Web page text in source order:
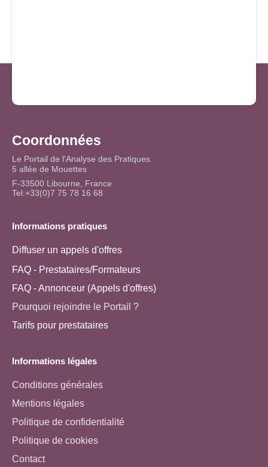
Coordonnées
Le Portail de l'Analyse des Pratiques
5 allée de Mouettes
F-33500 Libourne, France
Tel:+33(0)7 75 78 16 68
Informations pratiques
Diffuser un appels d'offres
FAQ - Prestataires/Formateurs
FAQ - Annonceur (Appels d'offres)
Pourquoi rejoindre le Portail ?
Tarifs pour prestataires
Informations légales
Conditions générales
Mentions légales
Politique de confidentialité
Politique de cookies
Contact